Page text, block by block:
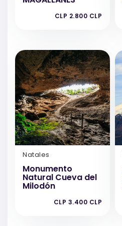
CLP 2.800 CLP
Natales
Monumento
Natural Cueva del
Milodón
CLP 3.400 CLP